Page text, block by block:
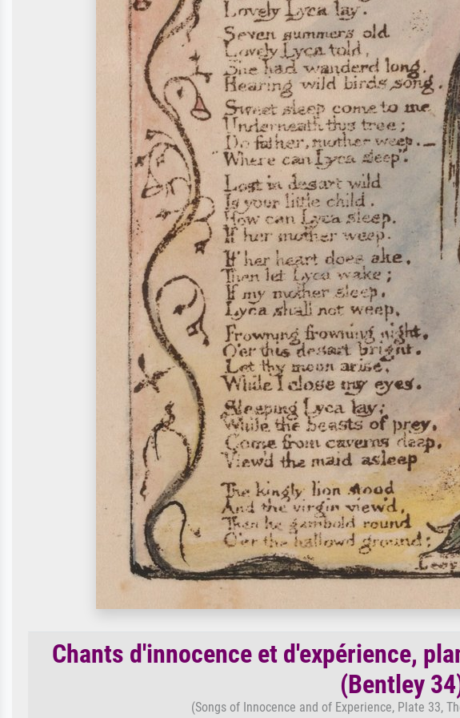
Chants d'innocence et d'expérience,
(Bentley
(Songs of Innocence and of Experience, Plate 33,